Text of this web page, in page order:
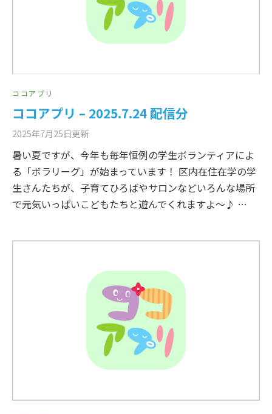
ココアプリ
ココアプリ – 2025.7.24 配信分
2025年7月25日更新
暑い夏ですが、今年も毎年恒例の学生ボランティアによ
る「ボラリーグ」が始まっています！ 区内在住在学の学
生さんたちが、子育てひろばやサロンなどいろんな場所
で元気いっぱいこどもたちと遊んでくれますよ～♪ …